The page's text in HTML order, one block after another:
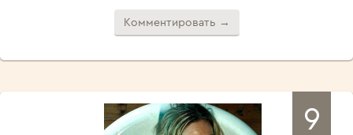
Комментировать →
9